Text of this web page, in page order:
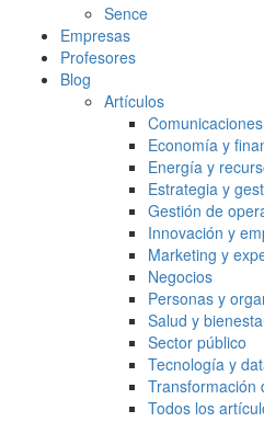
Sence
Empresas
Profesores
Blog
Artículos
Comunicaciones
Economía y
Energía y
Estrategia y
Gestión de
Innovación y
Marketing y
Negocios
Personas y
Salud y
Sector público
Tecnología y
Transformación
Todos los